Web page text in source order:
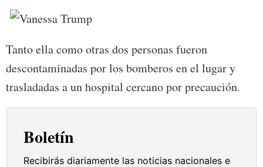
Tanto ella como otras dos personas fueron
descontaminadas por los bomberos en el lugar y
trasladadas a un hospital cercano por precaución.
Boletín
Recibirás diariamente las noticias nacionales e